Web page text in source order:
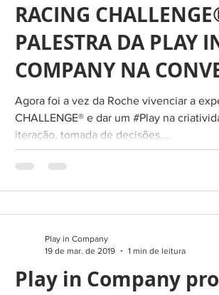
RACING
PALESTRA DA PLAY
COMPANY NA
DE VENDAS DA
Agora foi a vez da Roche vivenciar a
CHALLENGE® e dar um #Play na
iteração, tomada de decisões,...
Play in Company
Play in Company
19 de mar. de 2019
1 min de leitura